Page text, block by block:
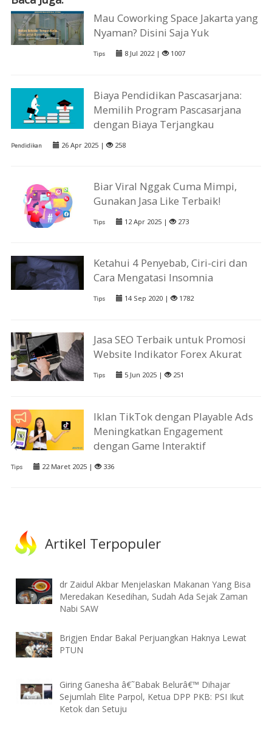
Mau Coworking Space Jakarta yang
Nyaman? Disini Saja Yuk
Tips 8 Jul 2022 | 1007
Biaya Pendidikan Pascasarjana:
Memilih Program Pascasarjana
dengan Biaya Terjangkau
Pendidikan 26 Apr 2025 | 258
Biar Viral Nggak Cuma Mimpi,
Gunakan Jasa Like Terbaik!
Tips 12 Apr 2025 | 273
Ketahui 4 Penyebab, Ciri-ciri dan
Cara Mengatasi Insomnia
Tips 14 Sep 2020 | 1782
Jasa SEO Terbaik untuk Promosi
Website Indikator Forex Akurat
Tips 5 Jun 2025 | 251
Iklan TikTok dengan Playable Ads
Meningkatkan Engagement
dengan Game Interaktif
Tips 22 Maret 2025 | 336
Artikel Terpopuler
dr Zaidul Akbar Menjelaskan Makanan Yang Bisa
Meredakan Kesedihan, Sudah Ada Sejak Zaman
Nabi SAW
Brigjen Endar Bakal Perjuangkan Haknya Lewat
PTUN
Giring Ganesha â€˜Babak Belurâ€™ Dihajar
Sejumlah Elite Parpol, Ketua DPP PKB: PSI Ikut
Ketok dan Setuju